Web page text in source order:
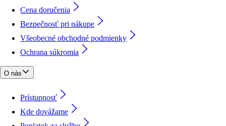
Cena doručenia
Bezpečnosť pri nákupe
Všeobecné obchodné podmienky
Ochrana súkromia
O nás
Prístupnosť
Kde dovážame